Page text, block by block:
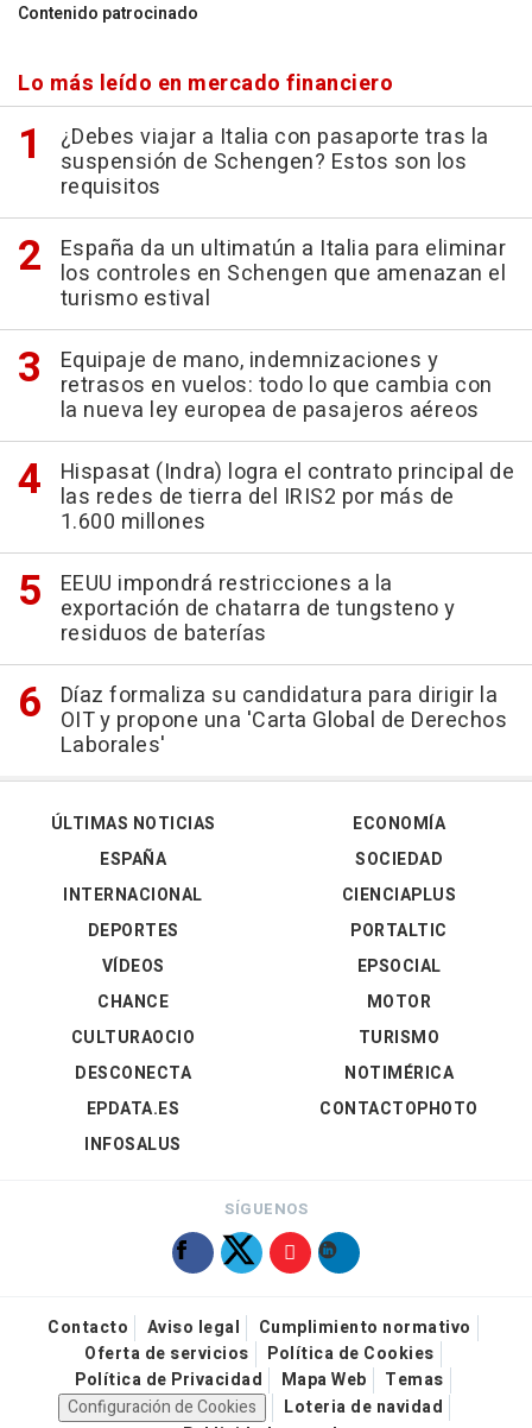
Contenido patrocinado
Lo más leído en mercado financiero
¿Debes viajar a Italia con pasaporte tras la
suspensión de Schengen? Estos son los
requisitos
España da un ultimatún a Italia para eliminar
los controles en Schengen que amenazan el
turismo estival
Equipaje de mano, indemnizaciones y
retrasos en vuelos: todo lo que cambia con
la nueva ley europea de pasajeros aéreos
Hispasat (Indra) logra el contrato principal de
las redes de tierra del IRIS2 por más de
1.600 millones
EEUU impondrá restricciones a la
exportación de chatarra de tungsteno y
residuos de baterías
Díaz formaliza su candidatura para dirigir la
OIT y propone una 'Carta Global de Derechos
Laborales'
ÚLTIMAS NOTICIAS
ESPAÑA
INTERNACIONAL
DEPORTES
VÍDEOS
ECONOMÍA
SOCIEDAD
CIENCIAPLUS
PORTALTIC
EPSOCIAL
CHANCE
CULTURAOCIO
DESCONECTA
EPDATA.ES
INFOSALUS
MOTOR
TURISMO
NOTIMÉRICA
CONTACTOPHOTO
SÍGUENOS
Contacto Aviso legal
Cumplimiento normativo
Oferta de servicios
Política de Cookies
Política de Privacidad
Mapa Web
Temas
Configuración de Cookies
Loteria de navidad